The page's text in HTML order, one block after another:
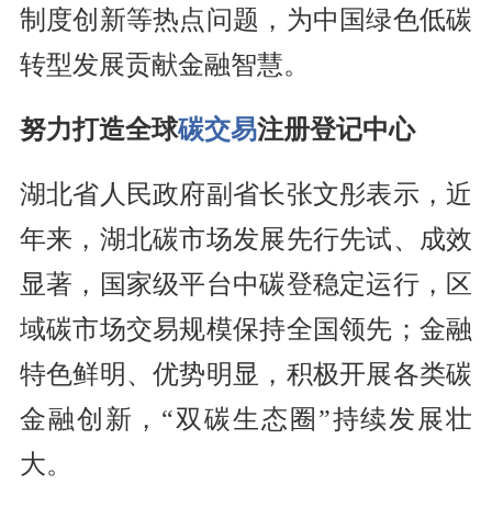
制度创新等热点问题，为中国绿色低碳
转型发展贡献金融智慧。
努力打造全球碳交易注册登记中心
湖北省人民政府副省长张文彤表示，近
年来，湖北碳市场发展先行先试、成效
显著，国家级平台中碳登稳定运行，区
域碳市场交易规模保持全国领先；金融
特色鲜明、优势明显，积极开展各类碳
金融创新，“双碳生态圈”持续发展壮
大。